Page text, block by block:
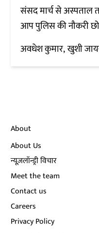
संसद मार्च से अस्पताल
आप पुलिस की नौकरी
अवधेश कुमार खुशी
About
About Us
न्यूज़लॉन्ड्री विचार
Meet the team
Contact us
Careers
Privacy Policy